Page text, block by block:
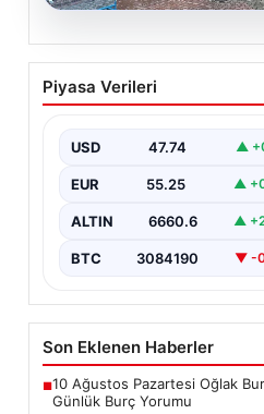
Temel kazısı
binalara zarar verdi. 4
Piyasa Verileri
USD 47.74 ▲
EUR 55.25 ▲
ALTIN 6660.6 ▲
BTC 3084190 ▼ -
Son Eklenen Haberler
■10 Ağustos Pazartesi Oğlak
Günlük Burç Yorumu